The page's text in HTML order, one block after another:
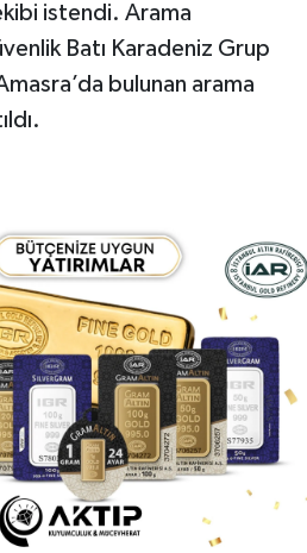
istendi. Arama
Batı Karadeniz Grup
bulunan arama